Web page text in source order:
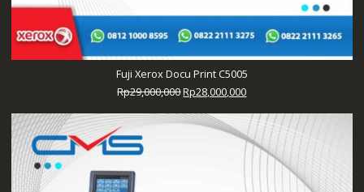
Fuji Xerox Docu Print C5005
Rp29,000,000Harga
adalah:
Rp29,000,000.
Rp28,000,000Harga
ini
adalah:
Rp28,000,000.